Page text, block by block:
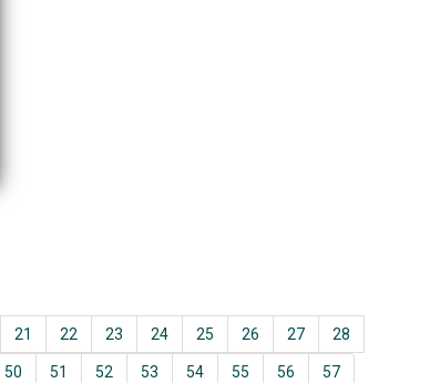
21 22 23 24 25 26 27 28
50 51 52 53 54 55 56 57